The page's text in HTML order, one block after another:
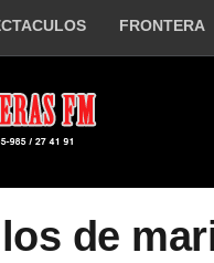
FRONTERA
de